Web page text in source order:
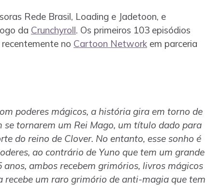
Rede Brasil, Loading e Jadetoon, e
da Crunchyroll. Os primeiros 103 episódios
no Cartoon Network em parceria
poderes mágicos, a história gira em torno de
se tornarem um Rei Mago, um título dado para
do reino de Clover. No entanto, esse sonho é
ao contrário de Yuno que tem um grande
ambos recebem grimórios, livros mágicos
um raro grimório de anti-magia que tem